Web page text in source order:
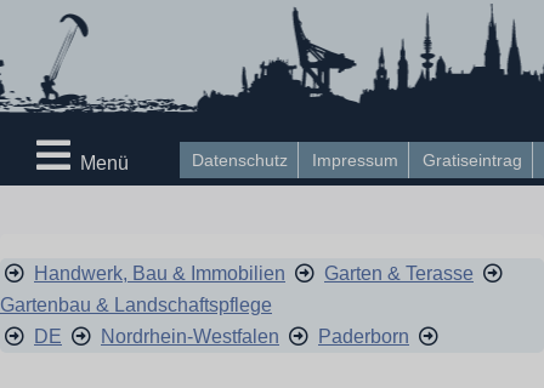
Datenschutz Impressum Gratiseintrag
Menü
Handwerk, Bau & Immobilien
Garten & Terasse
Gartenbau & Landschaftspflege
DE
Nordrhein-Westfalen Paderborn